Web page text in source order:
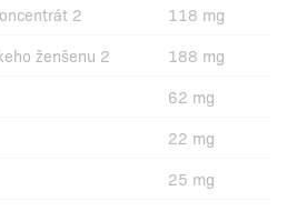
2
118 mg
ženšenu 2
188 mg
62 mg
22 mg
25 mg